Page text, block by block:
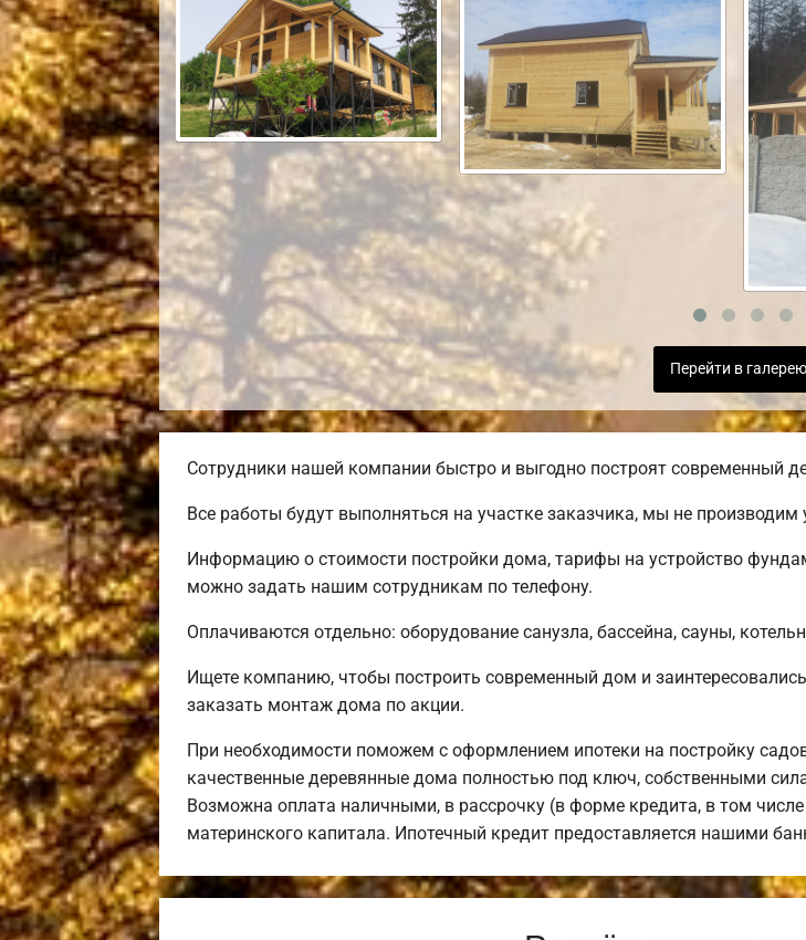
Перейти в галерею
Сотрудники нашей компании быстро и выгодно построят современный
Все работы будут выполняться на участке заказчика, мы не
Информацию о стоимости постройки дома, тарифы на устройство
можно задать нашим сотрудникам по телефону.
Оплачиваются отдельно: оборудование санузла, бассейна, сауны,
Ищете компанию, чтобы построить современный дом и
заказать монтаж дома по акции.
При необходимости поможем с оформлением ипотеки на постройку
качественные деревянные дома полностью под ключ, собственными
Возможна оплата наличными, в рассрочку (в форме кредита, в том
материнского капитала. Ипотечный кредит предоставляется нашими